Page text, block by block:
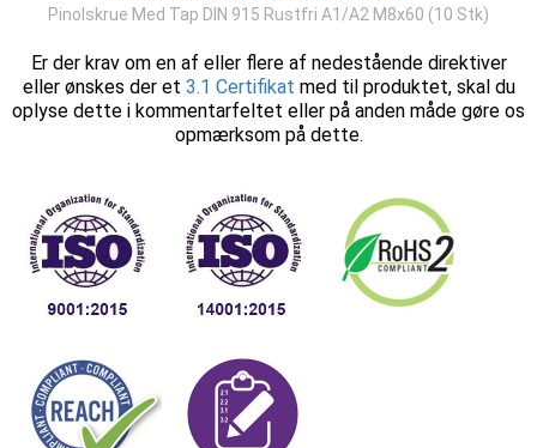
Pinolskrue Med Tap DIN 915 Rustfri A1/A2 M8x60 (10 Stk)
Er der krav om en af eller flere af nedestående direktiver
eller ønskes der et 3.1 Certifikat med til produktet, skal du
oplyse dette i kommentarfeltet eller på anden måde gøre os
opmærksom på dette.